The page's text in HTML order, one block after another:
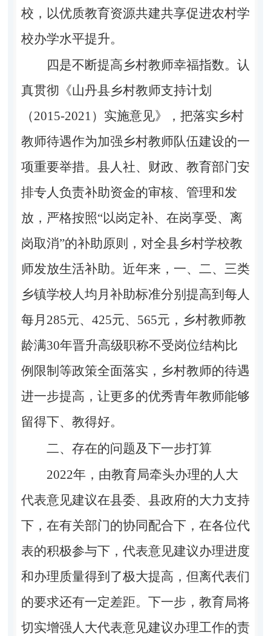
校，以优质教育资源共建共享促进农村学
校办学水平提升。
四是不断提高乡村教师幸福指数。 认
真贯彻 《山丹县乡村教师支持计划
（2015-2021） 实施意见》，把落实乡村
教师待遇作为加强乡村教师队伍建设的一
项重要举措。县人社、财政、教育部门安
排专人负责补助资金的审核、管理和发
放， 严格按照“以岗定补、在岗享受、离
岗取消”的补助原则 ，对全县乡村学校教
师发放生活补助。近年来，一、二、三类
乡镇学校人均月补助标准分别提高到 每人
每月 285元、 425元、 565元 ，乡村教师教
龄满30年晋升高级职称不受岗位结构比
例限制 等政策全面落实，乡村教师的待遇
进一步提高，让更多的优秀青年教师能够
留得下、教得好。
二、存在的问题及下一步打算
2022年，由教育局牵头办理的人大
代表意见建议在县委、县政府的大力支持
下，在有关部门的协同配合下，在各位代
表的积极参与下，代表意见建议办理进度
和办理质量得到了极大提高，但离代表们
的要求还有一定差距。下一步，教育局将
切实增强人大代表意见建议办理工作的责